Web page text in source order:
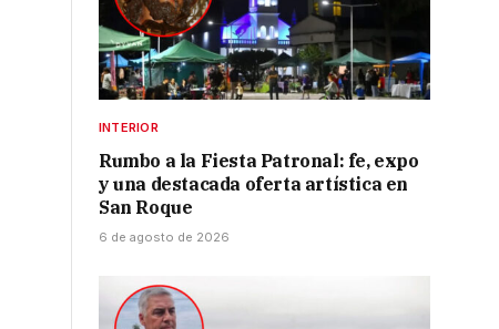
INTERIOR
Rumbo a la Fiesta Patronal: fe, expo
y una destacada oferta artística en
San Roque
6 de agosto de 2026